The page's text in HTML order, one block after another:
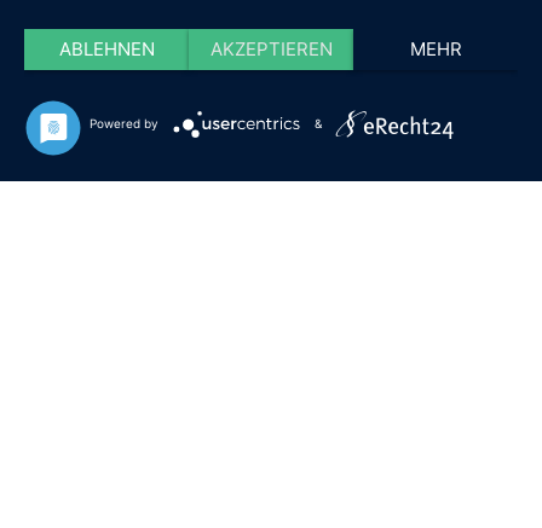
ABLEHNEN AKZEPTIEREN MEHR
Powered by &